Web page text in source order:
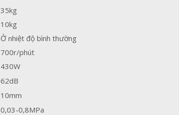
35kg
10kg
Ở nhiệt độ bình thường
700r/phút
430W
62dB
10mm
0,03-0,8MPa